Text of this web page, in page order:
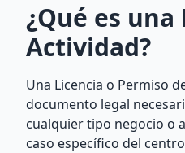
¿Qué es
Actividad?
Una Licencia o Permiso
documento legal
cualquier tipo negocio o
caso específico del